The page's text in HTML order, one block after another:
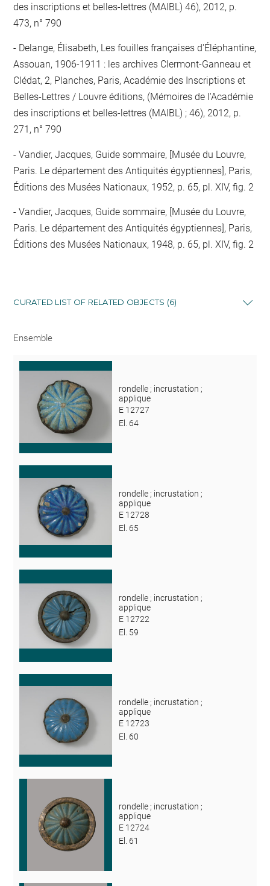
des inscriptions et belles-lettres (MAIBL) 46), 2012, p.
473, n° 790
Delange, Élisabeth, Les fouilles françaises d'Éléphantine,
Assouan, 1906-1911 : les archives Clermont-Ganneau et
Clédat, 2, Planches, Paris, Académie des Inscriptions et
Belles-Lettres / Louvre éditions, (Mémoires de l'Académie
des inscriptions et belles-lettres (MAIBL) ; 46), 2012, p.
271, n° 790
Vandier, Jacques, Guide sommaire, [Musée du Louvre,
Paris. Le département des Antiquités égyptiennes], Paris,
Éditions des Musées Nationaux, 1952, p. 65, pl. XIV, fig. 2
Vandier, Jacques, Guide sommaire, [Musée du Louvre,
Paris. Le département des Antiquités égyptiennes], Paris,
Éditions des Musées Nationaux, 1948, p. 65, pl. XIV, fig. 2
CURATED LIST OF RELATED OBJECTS (6)
Ensemble
rondelle ; incrustation ;
applique
E 12727
El. 64
rondelle ; incrustation ;
applique
E 12728
El. 65
rondelle ; incrustation ;
applique
E 12722
El. 59
rondelle ; incrustation ;
applique
E 12723
El. 60
rondelle ; incrustation ;
applique
E 12724
El. 61